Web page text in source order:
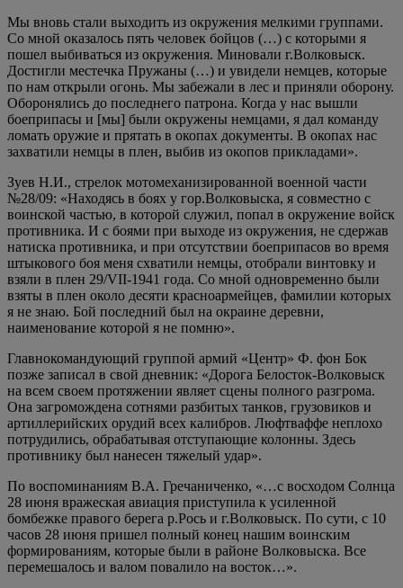
Мы вновь стали выходить из окружения мелкими группами.
Со мной оказалось пять человек бойцов (…) с которыми я
пошел выбиваться из окружения. Миновали г.Волковыск.
Достигли местечка Пружаны (…) и увидели немцев, которые
по нам открыли огонь. Мы забежали в лес и приняли оборону.
Оборонялись до последнего патрона. Когда у нас вышли
боеприпасы и [мы] были окружены немцами, я дал команду
ломать оружие и прятать в окопах документы. В окопах нас
захватили немцы в плен, выбив из окопов прикладами».
Зуев Н.И., стрелок мотомеханизированной военной части
№28/09: «Находясь в боях у гор.Волковыска, я совместно с
воинской частью, в которой служил, попал в окружение войск
противника. И с боями при выходе из окружения, не сдержав
натиска противника, и при отсутствии боеприпасов во время
штыкового боя меня схватили немцы, отобрали винтовку и
взяли в плен 29/VII-1941 года. Со мной одновременно были
взяты в плен около десяти красноармейцев, фамилии которых
я не знаю. Бой последний был на окраине деревни,
наименование которой я не помню».
Главнокомандующий группой армий «Центр» Ф. фон Бок
позже записал в свой дневник: «Дорога Белосток-Волковыск
на всем своем протяжении являет сцены полного разгрома.
Она загромождена сотнями разбитых танков, грузовиков и
артиллерийских орудий всех калибров. Люфтваффе неплохо
потрудились, обрабатывая отступающие колонны. Здесь
противнику был нанесен тяжелый удар».
По воспоминаниям В.А. Гречаниченко, «…с восходом Солнца
28 июня вражеская авиация приступила к усиленной
бомбежке правого берега р.Рось и г.Волковыск. По сути, с 10
часов 28 июня пришел полный конец нашим воинским
формированиям, которые были в районе Волковыска. Все
перемешалось и валом повалило на восток…».